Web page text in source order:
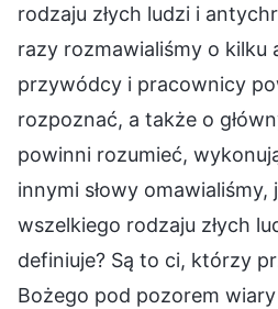
rodzaju złych ludzi i
razy rozmawialiśmy o kilku
przywódcy i pracownicy
rozpoznać, a także o
powinni rozumieć,
innymi słowy
wszelkiego rodzaju złych
definiuje? Są to ci, którzy
Bożego pod pozorem